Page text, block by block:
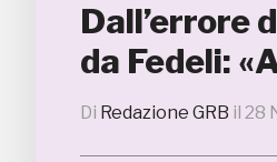
Dall’errore
da Fedeli:
Di Redazione GRB il 28